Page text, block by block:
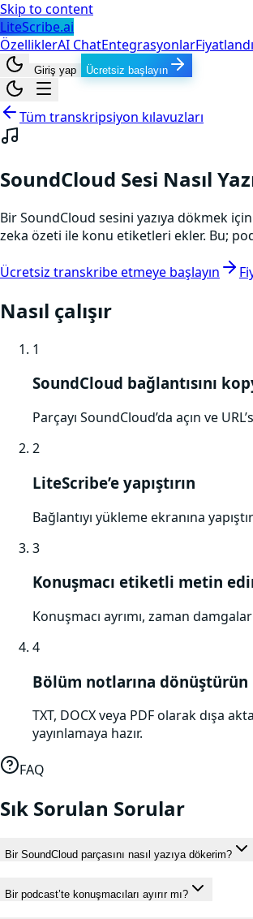
Skip to content
LiteScribe.ai
ÖzelliklerAI ChatEntegrasyonlar
Giriş yap Ücretsiz başlayın
Tüm transkripsiyon kılavuzları
SoundCloud Sesi Nasıl
Bir SoundCloud sesini yazıya dökmek
zeka özeti ile konu etiketleri ekler. Bu;
Ücretsiz transkribe etmeye başlayın
Nasıl çalışır
1
SoundCloud bağlantısını
Parçayı SoundCloud’da açın ve
2
LiteScribe’e yapıştırın
Bağlantıyı yükleme ekranına
3
Konuşmacı etiketli metin
Konuşmacı ayrımı, zaman
4
Bölüm notlarına dönüştürün
TXT, DOCX veya PDF olarak dışa
yayınlamaya hazır.
FAQ
Sık Sorulan Sorular
Bir SoundCloud parçasını nasıl yazıya dökerim?
Bir podcast’te konuşmacıları ayırır mı?